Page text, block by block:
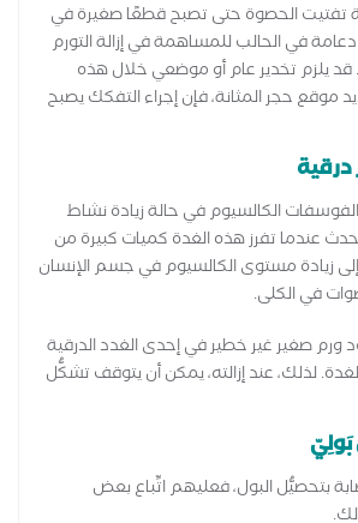
تفتيت الحصوة حتى تصبح قطعًا صغيرة في
في الحالب للمساهمة في إزالة التورم
قد يلزم تخدير عام أو موضعي خلال هذه
موقع حجر المثانة، فإن إجراء التفكك يصبح
درقية
الكالسيوم في حالة زيادة نشاط
عندما تفرز هذه الغدة كميات كبيرة من
زيادة مستوى الكالسيوم في جسم الإنسان
في الكلى.
صغير غير خطير في إحدى الغدد الدرقية
لذلك، عند إزالته، يمكن أن يتوقف تشكُّل
بتحصيُّل البول، فعليهم اتِّباع بعض